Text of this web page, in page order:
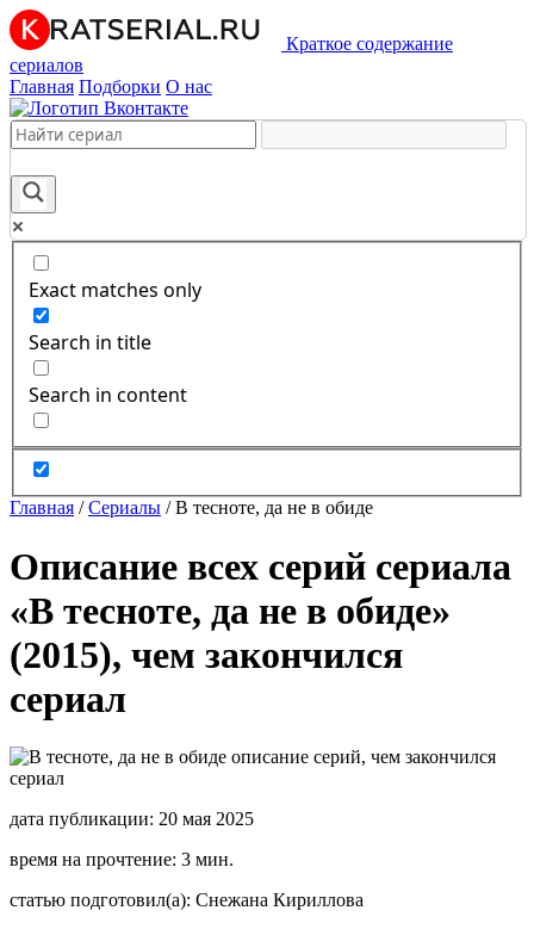
Краткое содержание
сериалов
Главная Подборки О нас
Exact matches only
Search in title
Search in content
Главная /Сериалы /В тесноте, да не в обиде
Описание всех серий сериала
«В тесноте, да не в обиде»
(2015), чем закончился
сериал
дата публикации: 20 мая 2025
время на прочтение: 3 мин.
статью подготовил(а): Снежана Кириллова